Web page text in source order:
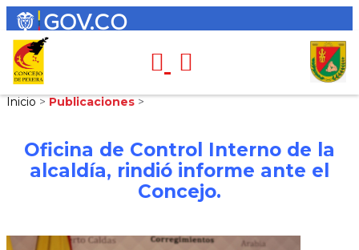
Inicio > Publicaciones >
Oficina de Control Interno de la
alcaldía, rindió informe ante el
Concejo.